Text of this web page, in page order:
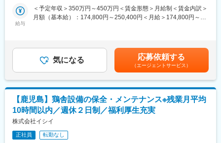
69名（20代:9名、30代:5名、40代:9名、50代:15名、60代:20名）
幅広い年代の方が活躍いただけてます！女性の方も活躍中！
そのため、コンピテンシー（プロセス評価）とMBO（数値評価）
による評価制度を採用しており、結果ばかりではなく過程にも目
を向けて、社員の評価を行っております。
■働き方：
・週休：シフトによる週2日制です。※シフトの都合により、1日
休みの週が発生する可能性があります。
・転勤：当面の間なし（年に一回希望を取り、社員の方と相談を
しながら決めております。）
■入社後について
けます。
■評価制度：当社の評価制度では、社員一人一人が目標をもち、公
正な評価・行動と成果に見合った評価を行うことを大切にしてお
ります。
そのため、コンピテンシー（プロセス評価）とMBO（数値評価）
による評価制度を採用しており、結果ばかりではなく過程にも目
給与
＜予定年収＞350万円～450万円＜賃金形態＞月給制＜賃金内訳＞
月額（基本給）：174,800円～250,400円＜月給＞174,800円～
当、宿・日直手当賃金はあくまでも目安の金額であり、選考を通
じて上下する可能性があります。月給(月額)は固定手当を含めた表
記です。
気になる 応募依頼する
（エージェントサービス）
【鹿児島】鶏舎設備の保全・メンテナンス※残業月平均
10時間以内／週休２日制／福利厚生充実
株式会社イシイ
正社員 転勤なし